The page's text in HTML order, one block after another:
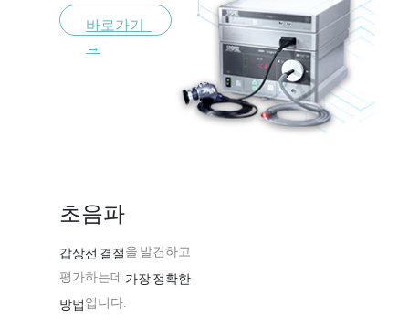
바로가기
→
초음파
갑상선 결절 을 발견하고
평가하는데 가장 정확한
방법 입니다.